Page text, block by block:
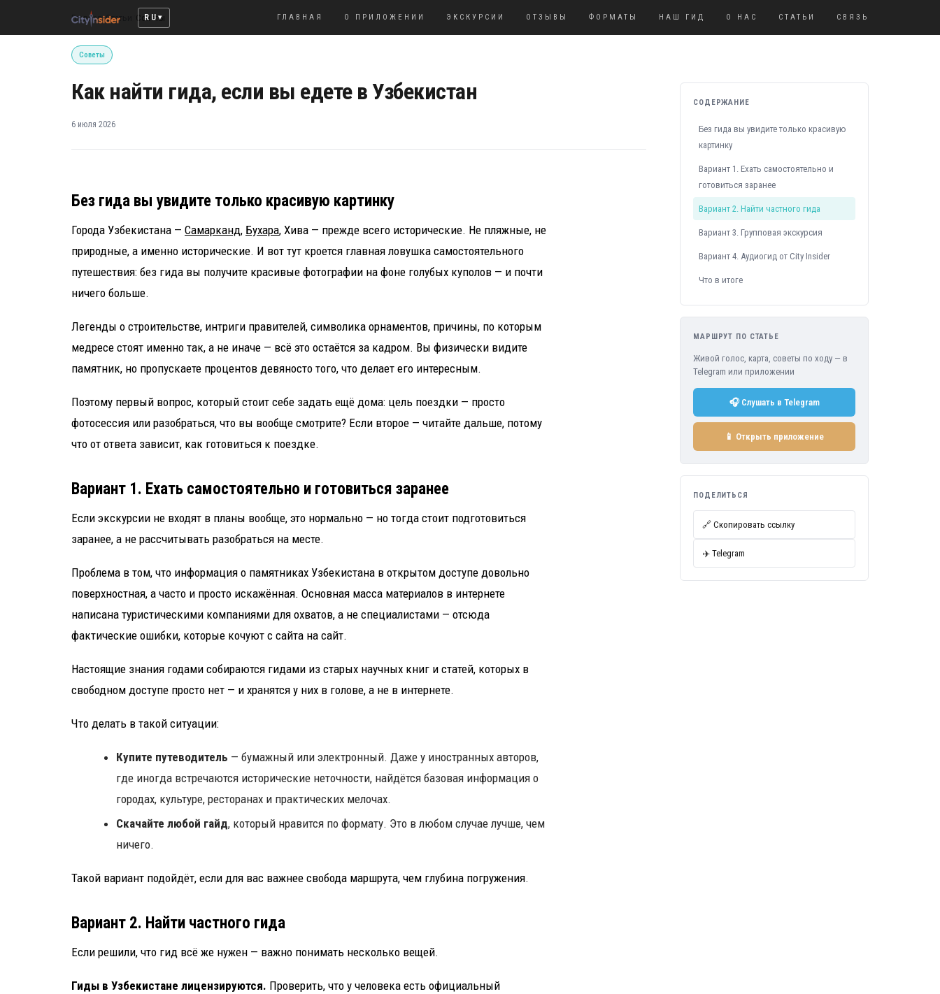
RU ГЛАВНАЯ О ПРИЛОЖЕНИИ ЭКСКУРСИИ ОТЗЫВЫ ФОРМАТЫ НАШ ГИД О НАС СТАТЬИ СВЯЗЬ
Главная/Статьи Советы
Советы
Как найти гида, если вы едете в Узбекистан
6 июля 2026
Без гида вы увидите только красивую картинку
Города Узбекистана — Самарканд, Бухара, Хива — прежде всего исторические. Не пляжные, не
природные, а именно исторические. И вот тут кроется главная ловушка самостоятельного
путешествия: без гида вы получите красивые фотографии на фоне голубых куполов — и почти
ничего больше.
Легенды о строительстве, интриги правителей, символика орнаментов, причины, по которым
медресе стоят именно так, а не иначе — всё это остаётся за кадром. Вы физически видите
памятник, но пропускаете процентов девяносто того, что делает его интересным.
Поэтому первый вопрос, который стоит себе задать ещё дома: цель поездки — просто
фотосессия или разобраться, что вы вообще смотрите? Если второе — читайте дальше, потому
что от ответа зависит, как готовиться к поездке.
Вариант 1. Ехать самостоятельно и готовиться заранее
Если экскурсии не входят в планы вообще, это нормально — но тогда стоит подготовиться
заранее, а не рассчитывать разобраться на месте.
Проблема в том, что информация о памятниках Узбекистана в открытом доступе довольно
поверхностная, а часто и просто искажённая. Основная масса материалов в интернете
написана туристическими компаниями для охватов, а не специалистами — отсюда
фактические ошибки, которые кочуют с сайта на сайт.
Настоящие знания годами собираются гидами из старых научных книг и статей, которых в
свободном доступе просто нет — и хранятся у них в голове, а не в интернете.
Что делать в такой ситуации:
Купите путеводитель — бумажный или электронный. Даже у иностранных авторов,
где иногда встречаются исторические неточности, найдётся базовая информация о
городах, культуре, ресторанах и практических мелочах.
Скачайте любой гайд, который нравится по формату. Это в любом случае лучше, чем
ничего.
Такой вариант подойдёт, если для вас важнее свобода маршрута, чем глубина погружения.
Вариант 2. Найти частного гида
Если решили, что гид всё же нужен — важно понимать несколько вещей.
Гиды в Узбекистане лицензируются. Проверить, что у человека есть официальный
СОДЕРЖАНИЕ
Без гида вы увидите только красивую
картинку
Вариант 1. Ехать самостоятельно и
готовиться заранее
Вариант 2. Найти частного гида
Вариант 3. Групповая экскурсия
Вариант 4. Аудиогид от City Insider
Что в итоге
МАРШРУТ ПО СТАТЬЕ
Живой голос, карта, советы по ходу — в
Telegram или приложении
🎧 Слушать в Telegram
📱 Открыть приложение
ПОДЕЛИТЬСЯ
🔗 Скопировать ссылку
✈️ Telegram